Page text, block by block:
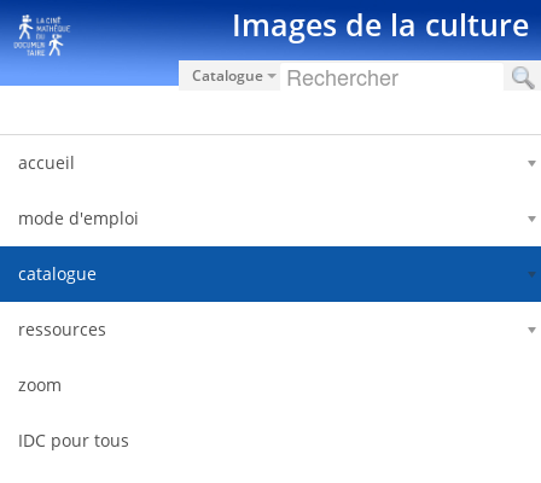
跳转到内容 Images de la culture
Catalogue
accueil
mode d'emploi
catalogue
ressources
zoom
IDC pour tous